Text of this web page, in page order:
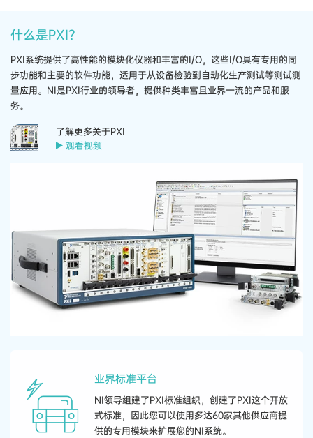
什么​是​PXI？
PXI​系统​提供​了​高性能​的​模​块​化​仪器​和​丰富​的​I/​O，​这些​I/​O​具有​专用​的​同
步​功能​和​主要​的​软件​功能，​适用​于​从​设备​检验​到​自动​化​生产​测试​等​测试​测
量​应用。​NI​是​PXI​行业​的​领导​者，​提供​种类​丰富​且​业界​一流​的​产品​和​服
务。
了解​更多​关于​PXI
观看视频
业界​标准​平台
NI​领导​组​建​了​PXI​标准​组织，​创建​了​PXI​这个​开放​
式​标准，​因此​您​可以​使用​多​达​60​家​其他​供应​商​提
供​的​专用​模​块​来​扩展​您​的​NI​系统。